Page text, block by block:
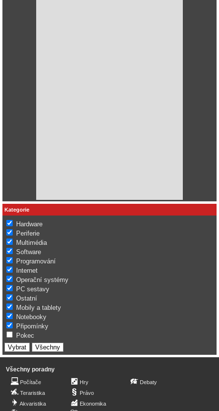
Kategorie
Hardware
Periferie
Multimédia
Software
Programování
Internet
Operační systémy
PC sestavy
Ostatní
Mobily a tablety
Notebooky
Připomínky
Pokec
Všechny poradny
Počítače
Teraristika
Akvaristika
Hry
Právo
Ekonomika
Debaty